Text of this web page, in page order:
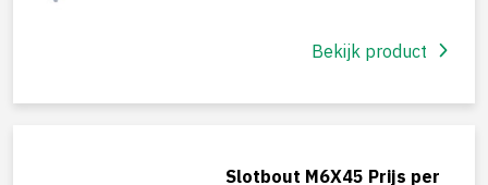
Bekijk product
Slotbout M6X45 Prijs per